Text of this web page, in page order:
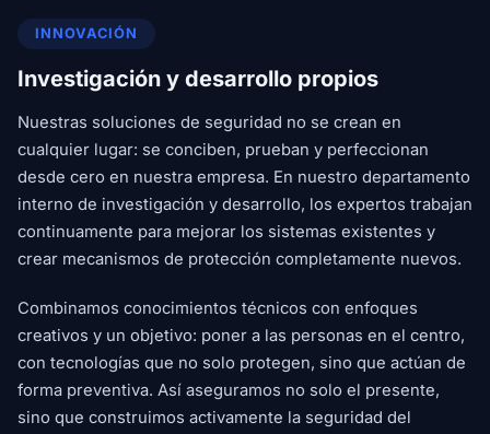
INNOVACIÓN
Investigación y desarrollo propios
Nuestras soluciones de seguridad no se crean en
cualquier lugar: se conciben, prueban y perfeccionan
desde cero en nuestra empresa. En nuestro departamento
interno de investigación y desarrollo, los expertos trabajan
continuamente para mejorar los sistemas existentes y
crear mecanismos de protección completamente nuevos.
Combinamos conocimientos técnicos con enfoques
creativos y un objetivo: poner a las personas en el centro,
con tecnologías que no solo protegen, sino que actúan de
forma preventiva. Así aseguramos no solo el presente,
sino que construimos activamente la seguridad del